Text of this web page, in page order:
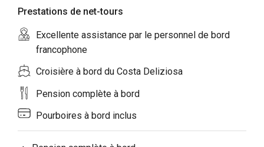
Prestations de net-tours
Excellente assistance par le personnel de bord
francophone
Croisière à bord du Costa Deliziosa
Pension complète à bord
Pourboires à bord inclus